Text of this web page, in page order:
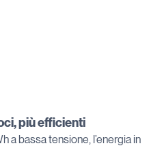
più efficienti
a bassa tensione, l’energia in